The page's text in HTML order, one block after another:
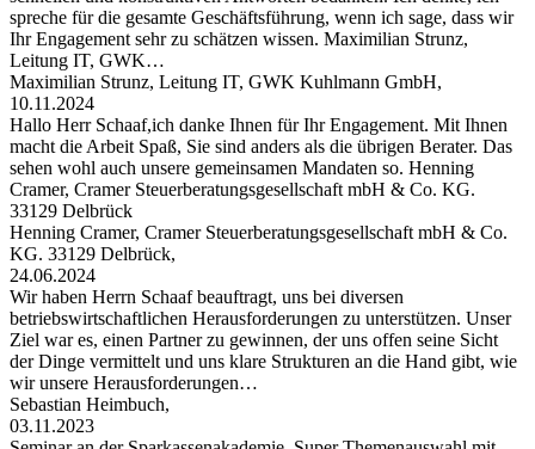
spreche für die gesamte Geschäftsführung, wenn ich sage, dass wir
Ihr Engagement sehr zu schätzen wissen. Maximilian Strunz,
Leitung IT, GWK…
Maximilian Strunz, Leitung IT, GWK Kuhlmann GmbH,
10.11.2024
Hallo Herr Schaaf,ich danke Ihnen für Ihr Engagement. Mit Ihnen
macht die Arbeit Spaß, Sie sind anders als die übrigen Berater. Das
sehen wohl auch unsere gemeinsamen Mandaten so. Henning
Cramer, Cramer Steuerberatungsgesellschaft mbH & Co. KG.
33129 Delbrück
Henning Cramer, Cramer Steuerberatungsgesellschaft mbH & Co.
KG. 33129 Delbrück,
24.06.2024
Wir haben Herrn Schaaf beauftragt, uns bei diversen
betriebswirtschaftlichen Herausforderungen zu unterstützen. Unser
Ziel war es, einen Partner zu gewinnen, der uns offen seine Sicht
der Dinge vermittelt und uns klare Strukturen an die Hand gibt, wie
wir unsere Herausforderungen…
Sebastian Heimbuch,
03.11.2023